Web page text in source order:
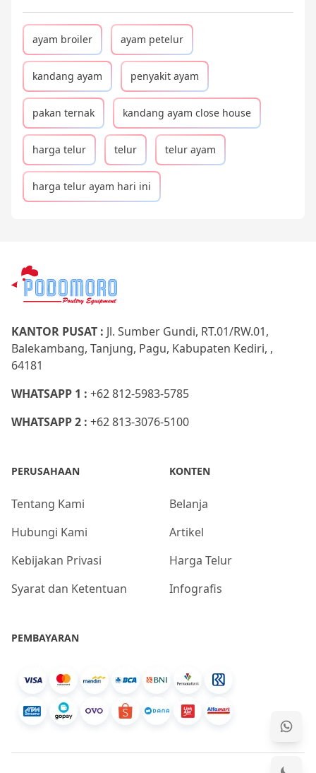
ayam broiler ayam petelur
kandang ayam penyakit ayam
pakan ternak kandang ayam close house
harga telur telur telur ayam
harga telur ayam hari ini
KANTOR PUSAT : Jl. Sumber Gundi, RT.01/RW.01,
Balekambang, Tanjung, Pagu, Kabupaten Kediri, ,
64181
WHATSAPP 1 : +62 812-5983-5785
WHATSAPP 2 : +62 813-3076-5100
PERUSAHAAN
Tentang Kami
Hubungi Kami
Kebijakan Privasi
Syarat dan Ketentuan
KONTEN
Belanja
Artikel
Harga Telur
Infografis
PEMBAYARAN